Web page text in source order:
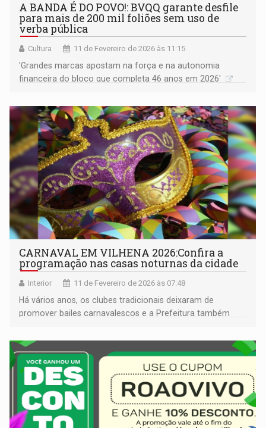
A BANDA É DO POVO!: BVQQ garante desfile
para mais de 200 mil foliões sem uso de
verba pública
Cultura 11 de Fevereiro de 2026 às 11:15
'Grandes marcas apostam na força e na autonomia
financeira do bloco que completa 46 anos em 2026'
CARNAVAL EM VILHENA 2026:Confira a
programação nas casas noturnas da cidade
Interior 11 de Fevereiro de 2026 às 07:48
Há vários anos, os clubes tradicionais deixaram de
promover bailes carnavalescos e a Prefeitura também